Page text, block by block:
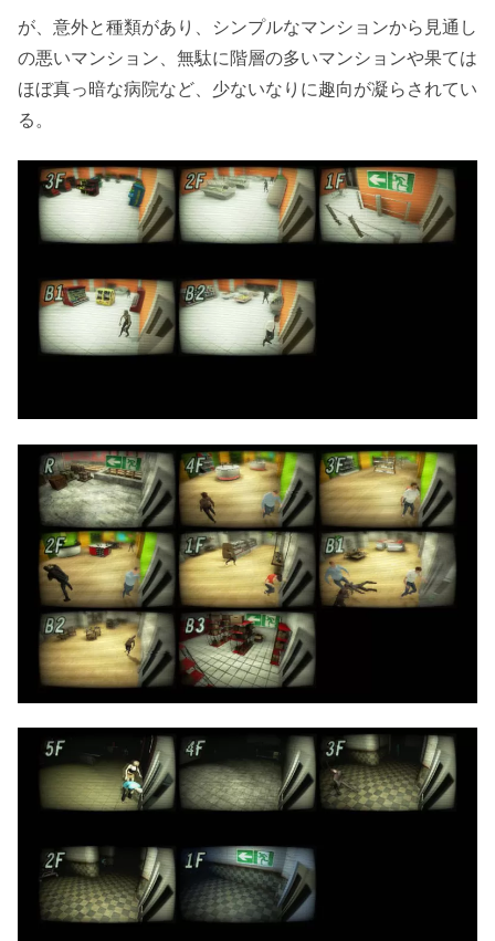
が、意外と種類があり、シンプルなマンションから見通し
の悪いマンション、無駄に階層の多いマンションや果ては
ほぼ真っ暗な病院など、少ないなりに趣向が凝らされてい
る。